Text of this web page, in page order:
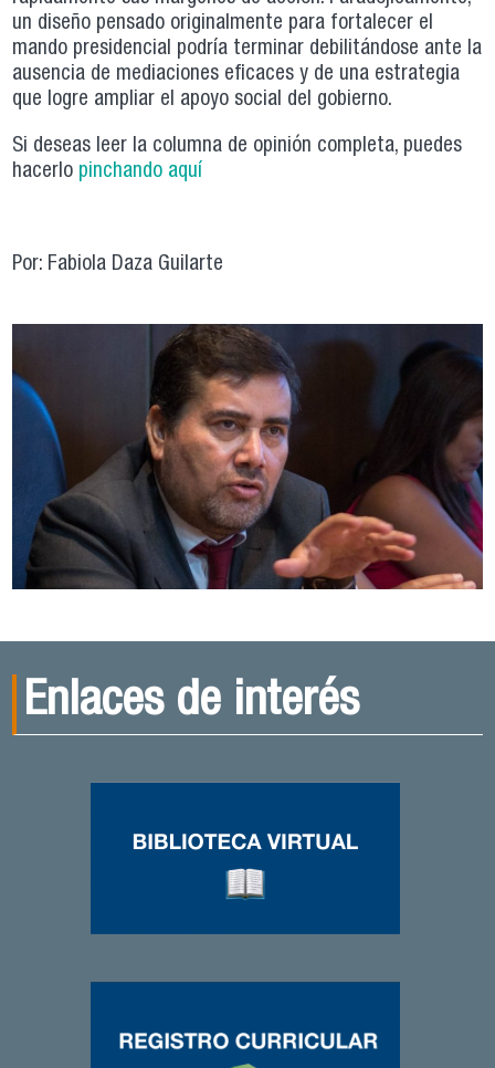
un diseño pensado originalmente para fortalecer el
mando presidencial podría terminar debilitándose ante la
ausencia de mediaciones eficaces y de una estrategia
que logre ampliar el apoyo social del gobierno.
Si deseas leer la columna de opinión completa, puedes
hacerlo pinchando aquí
Por: Fabiola Daza Guilarte
Enlaces de interés